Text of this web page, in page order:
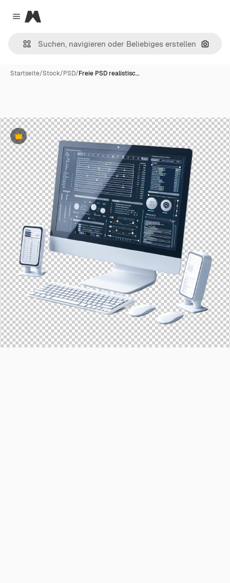
Close menu
Magnific
Nach
Startseite/Stock/PSD/Freie PSD realistisc…
Premium